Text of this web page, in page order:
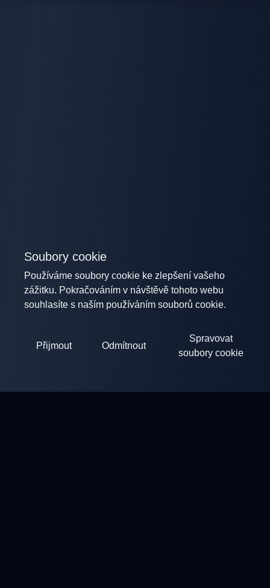
Soubory cookie
Používáme soubory cookie ke zlepšení vašeho
zážitku. Pokračováním v návštěvě tohoto webu
souhlasíte s naším používáním souborů cookie.
Přijmout Odmítnout
Spravovat
soubory cookie